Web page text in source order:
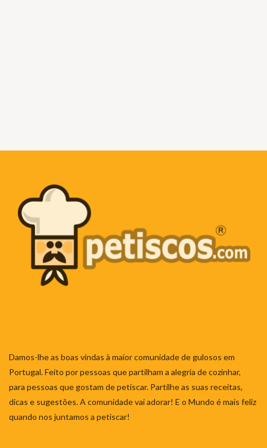
Damos-lhe as boas vindas à maior comunidade de gulosos em
Portugal. Feito por pessoas que partilham a alegria de cozinhar,
para pessoas que gostam de petiscar. Partilhe as suas receitas,
dicas e sugestões. A comunidade vai adorar! E o Mundo é mais feliz
quando nos juntamos a petiscar!